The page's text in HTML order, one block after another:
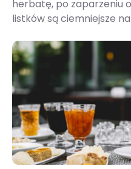
herbatę, po zaparzeniu
listków są ciemniejsze